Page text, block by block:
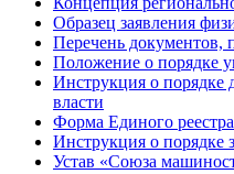
Образец заявления
Перечень документов,
Положение о порядке
Инструкция о порядке
власти
Форма Единого
Инструкция о порядке
Устав «Союза